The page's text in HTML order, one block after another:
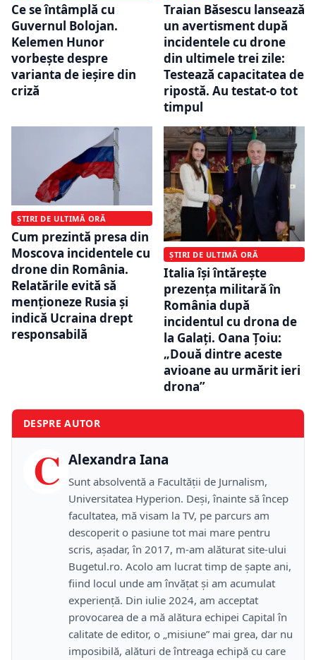
Ce se întâmplă cu
Guvernul Bolojan.
Kelemen Hunor
vorbește despre
varianta de ieșire din
criză
Traian Băsescu lansează
un avertisment după
incidentele cu drone
din ultimele trei zile:
Testează capacitatea de
ripostă. Au testat-o tot
timpul
ȘTIRI DE ULTIMĂ ORĂ
Cum prezintă presa din
Moscova incidentele cu
drone din România.
Relatările evită să
menționeze Rusia și
indică Ucraina drept
responsabilă
ȘTIRI DE ULTIMĂ ORĂ
Italia își întărește
prezența militară în
România după
incidentul cu drona de
la Galați. Oana Țoiu:
„Două dintre aceste
avioane au urmărit ieri
drona”
DESPRE AUTOR
C Alexandra Iana
Sunt absolventă a Facultății de Jurnalism,
Universitatea Hyperion. Deși, înainte să încep
facultatea, mă visam la TV, pe parcurs am
descoperit o pasiune tot mai mare pentru
scris, așadar, în 2017, m-am alăturat site-ului
Bugetul.ro. Acolo am lucrat timp de șapte ani,
fiind locul unde am învățat și am acumulat
experiență. Din iulie 2024, am acceptat
provocarea de a mă alătura echipei Capital în
calitate de editor, o „misiune” mai grea, dar nu
imposibilă, alături de întreaga echipă cu care